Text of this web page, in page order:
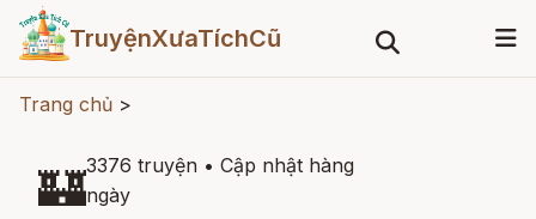
TruyệnXưaTíchCũ
Trang chủ >
🏰3376 truyện • Cập nhật hàng
ngày